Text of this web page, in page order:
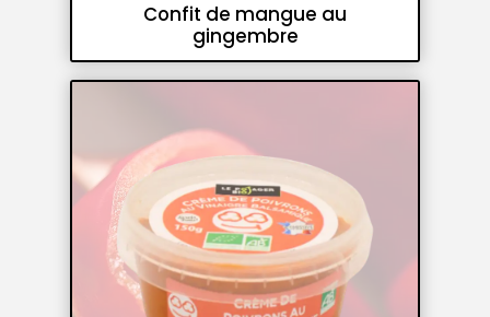
Confit de mangue au
gingembre
Accompagnements Confits